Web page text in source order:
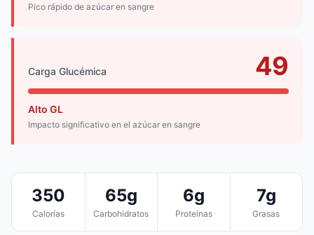
Pico rápido de azúcar en sangre
Carga Glucémica 49
Alto GL
Impacto significativo en el azúcar en sangre
350
Calorías
65g
Carbohidratos
6g
Proteínas
7g
Grasas